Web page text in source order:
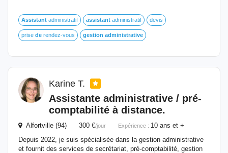
Assistant administratif assistant administratif devis
prise de rendez-vous gestion administrative
Karine T.
Assistante administrative / pré-
comptabilité à distance.
Alfortville (94) 300 €/jour Expérience : 10 ans et +
Depuis 2022, je suis spécialisée dans la gestion administrative
et fournit des services de secrétariat, pré-comptabilité, gestion